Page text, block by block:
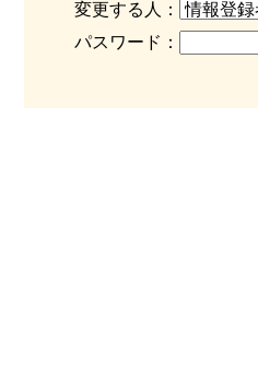
変更する人：
パスワード：